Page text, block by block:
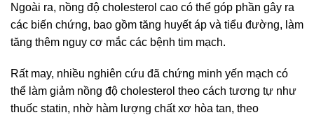
Ngoài ra, nồng độ cholesterol cao có thể góp phần gây ra
các biến chứng, bao gồm tăng huyết áp và tiểu đường, làm
tăng thêm nguy cơ mắc các bệnh tim mạch.
Rất may, nhiều nghiên cứu đã chứng minh yến mạch có
thể làm giảm nồng độ cholesterol theo cách tương tự như
thuốc statin, nhờ hàm lượng chất xơ hòa tan, theo